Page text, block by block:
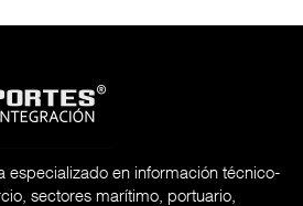
especializado en información técnico-
sectores marítimo, portuario,